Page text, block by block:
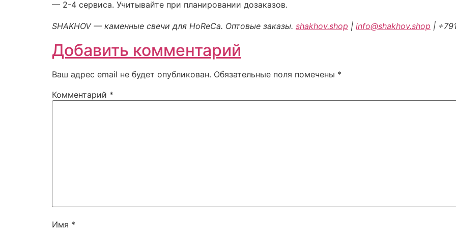
— 2-4 сервиса. Учитывайте при планировании дозаказов.
SHAKHOV — каменные свечи для HoReCa. Оптовые заказы. shakhov.shop | info@shakhov.shop |
Добавить комментарий
Ваш адрес email не будет опубликован. Обязательные поля помечены *
Комментарий *
Имя *